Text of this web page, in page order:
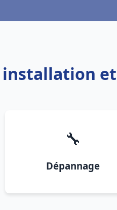
installation
🔧
Dépannage